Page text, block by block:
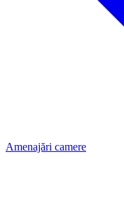
Amenajări camere